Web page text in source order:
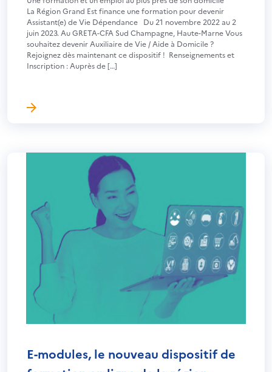
La Région Grand Est finance une formation pour devenir
Assistant(e) de Vie Dépendance Du 21 novembre 2022 au 2
juin 2023. Au GRETA-CFA Sud Champagne, Haute-Marne Vous
souhaitez devenir Auxiliaire de Vie / Aide à Domicile ?
Rejoignez dès maintenant ce dispositif ! Renseignements et
Inscription : Auprès de […]
E-modules, le nouveau dispositif de